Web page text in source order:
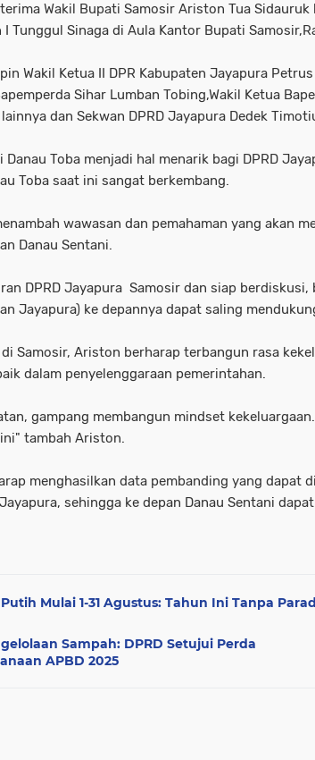
Wakil Bupati Samosir Ariston Tua Sidauruk
Tunggul Sinaga di Aula Kantor Bupati
Wakil Ketua II DPR Kabupaten Jayapura Petrus
Sihar Lumban Tobing,Wakil Ketua
dan Sekwan DPRD Jayapura Dedek
Toba menjadi hal menarik bagi DPRD
Toba saat ini sangat berkembang.
wawasan dan pemahaman yang akan
Danau Sentani.
DPRD Jayapura Samosir dan siap berdiskusi,
Jayapura) ke depannya dapat saling
Samosir, Ariston berharap terbangun rasa
dalam penyelenggaraan pemerintahan.
gampang membangun mindset
tambah Ariston.
menghasilkan data pembanding yang dapat
sehingga ke depan Danau Sentani
Mulai 1-31 Agustus: Tahun Ini Tanpa
Sampah: DPRD Setujui Perda
APBD 2025